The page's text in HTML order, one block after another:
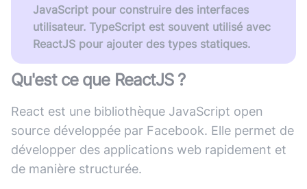
JavaScript pour construire des interfaces
utilisateur. TypeScript est souvent utilisé avec
ReactJS pour ajouter des types statiques.
Qu'est ce que ReactJS?
React est une bibliothèque JavaScript open
source développée par Facebook. Elle permet de
développer des applications web rapidement et
de manière structurée.